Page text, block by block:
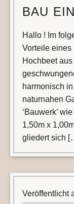
BAU
Hallo ! Im
Vorteile
Hochbeet
harmonisch
naturnahen
‘Bauwerk’
1,50m x
gliedert sich
Veröffentlicht